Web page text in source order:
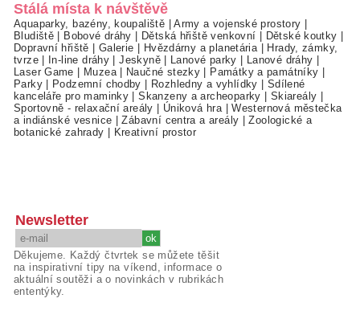
Stálá místa k návštěvě
Aquaparky, bazény, koupaliště |Army a vojenské prostory
Bludiště
Bobové dráhy Dětská hřiště venkovní Dětské koutky
Dopravní hřiště
Galerie Hvězdárny a planetária|
Hrady, zámky,
tvrze| In-line dráhy |Jeskyně| Lanové parky Lanové dráhy
Laser Game
Muzea| Naučné stezky Památky a památníky
Parky| Podzemní chodby Rozhledny a vyhlídky
Sdílené
kanceláře pro maminky |Skanzeny a archeoparky Skiareály
Sportovně - relaxační areály
Úniková hra|Westernová městečka
a indiánské vesnice |Zábavní centra a areály |Zoologické a
botanické zahrady
Kreativní prostor
Newsletter
Děkujeme. Každý čtvrtek se můžete těšit
na inspirativní tipy na víkend, informace o
aktuální soutěži a o novinkách v rubrikách
ententýky.